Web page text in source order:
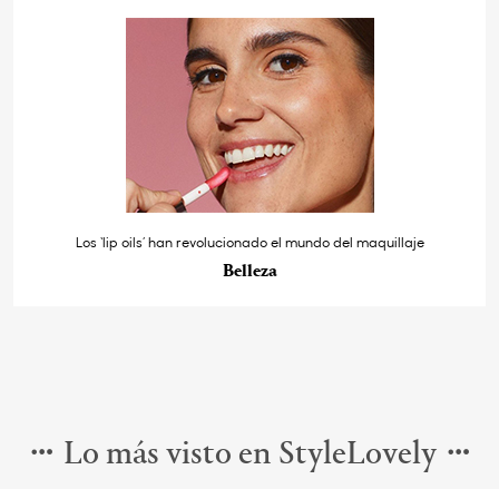
Los ‘lip oils’ han revolucionado el mundo del maquillaje
Belleza
Lo más visto en StyleLovely